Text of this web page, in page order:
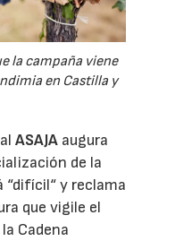
la campaña viene
en Castilla y
ASAJA augura
de la
“difícil“ y reclama
que vigile el
Cadena